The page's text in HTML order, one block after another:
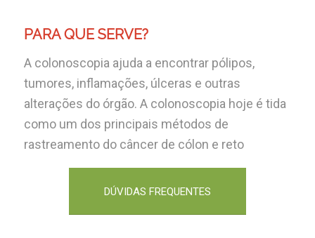
PARA QUE SERVE?
A colonoscopia ajuda a encontrar pólipos,
tumores, inflamações, úlceras e outras
alterações do órgão. A colonoscopia hoje é tida
como um dos principais métodos de
rastreamento do câncer de cólon e reto
DÚVIDAS FREQUENTES